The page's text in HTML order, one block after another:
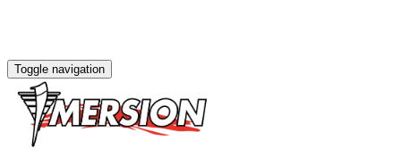
Toggle navigation